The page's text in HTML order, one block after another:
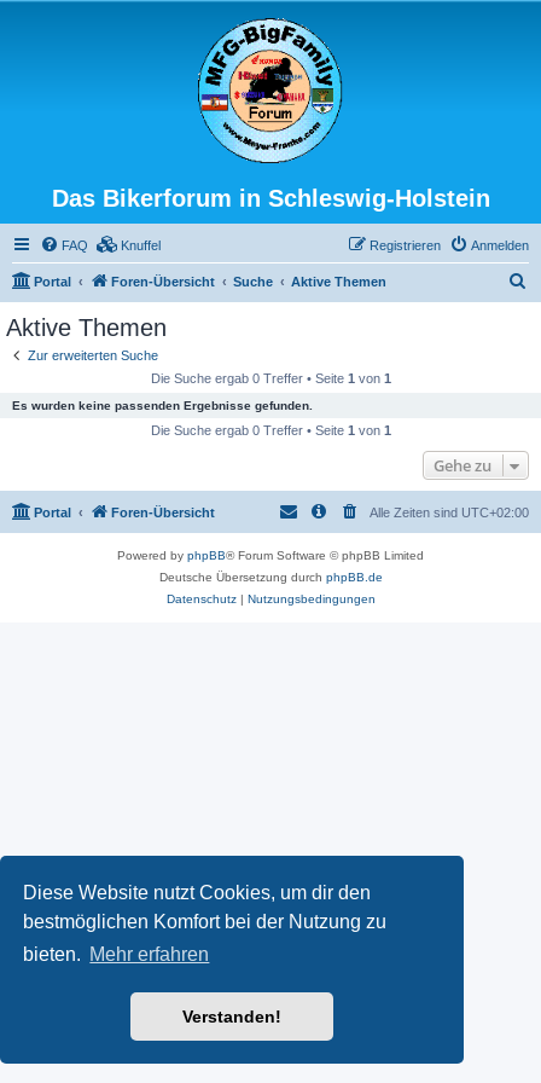
Diese Website nutzt Cookies, um dir den
bestmöglichen Komfort bei der Nutzung zu
bieten. Mehr erfahren
Verstanden!
Das Bikerforum in Schleswig-Holstein
FAQ Knuffel Anmelden
Registrieren
Portal Foren-Übersicht Suche Aktive Themen
Aktive Themen
Zur erweiterten Suche
Die Suche ergab 0 Treffer • Seite 1 von 1
Es wurden keine passenden Ergebnisse gefunden.
Die Suche ergab 0 Treffer • Seite 1 von 1
Gehe zu
Portal Foren-Übersicht Alle Zeiten sind UTC+02:00
Powered by phpBB® Forum Software © phpBB Limited
Deutsche Übersetzung durch phpBB.de
Datenschutz| Nutzungsbedingungen